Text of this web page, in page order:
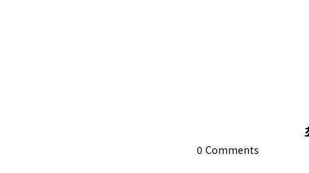
0 Comments